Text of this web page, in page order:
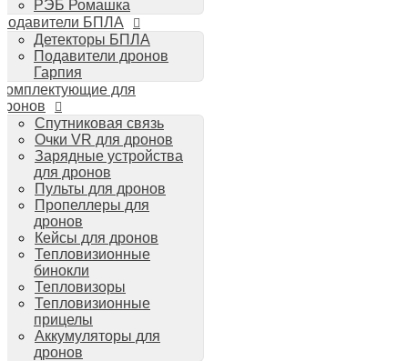
Стайлеры для волос Dyson
Пылесосы Dyson
Аудио и видео DJI
Ручные камеры
DJI Osmo Action 3
DJI Osmo Pocket 3
Стабилизаторы
DJI Osmo Mobile 6
DJI RS 3 Pro
РЭБ Ромашка
БПЛА
Детекторы БПЛА
Подавители дронов
Гарпия
для
Спутниковая связь
Очки VR для дронов
Зарядные устройства
для дронов
Пульты для дронов
Пропеллеры для
дронов
Кейсы для дронов
Тепловизионные
бинокли
Тепловизоры
Тепловизионные
прицелы
Аккумуляторы для
дронов